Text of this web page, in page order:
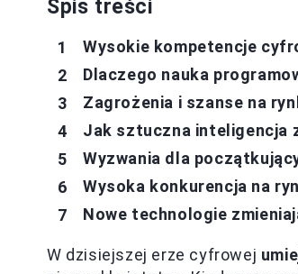
Spis treści
Wysokie kompetencje
Dlaczego nauka
Zagrożenia i szanse na
Jak sztuczna inteligencja
Wyzwania dla
Wysoka konkurencja na
Nowe technologie
W dzisiejszej erze cyfrowej